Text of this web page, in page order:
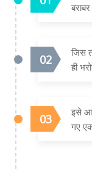
जिस
ही
इसे
गए